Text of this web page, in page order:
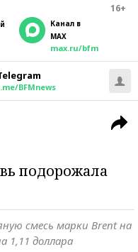
16+
Канал в
MAX
max.ru/bfm
BFMnews
подорожала
смесь марки Brent на
1,11 доллара